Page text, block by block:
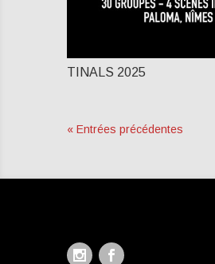
TINALS 2025
« Entrées précédentes